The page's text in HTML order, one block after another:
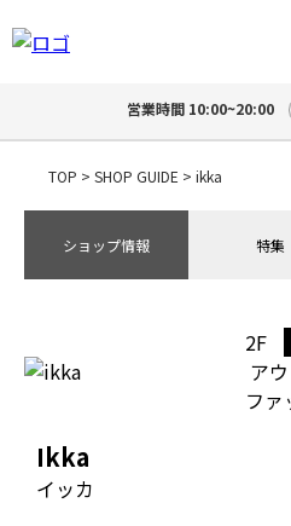
営業時間 10:00~20:00
TOP > SHOP GUIDE > ikka
ショップ情報 特集
2F
ア
ファ
Ikka
イッカ